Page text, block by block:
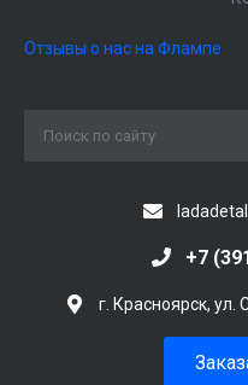
Отзывы о нас на Флампе
+7
г. Красноярск, ул.